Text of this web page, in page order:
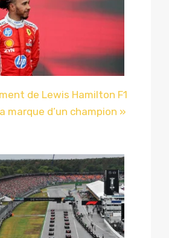
de Lewis Hamilton F1
marque d’un champion »